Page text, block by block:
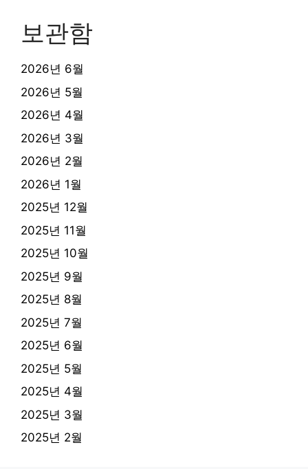
보관함
2026년 6월
2026년 5월
2026년 4월
2026년 3월
2026년 2월
2026년 1월
2025년 12월
2025년 11월
2025년 10월
2025년 9월
2025년 8월
2025년 7월
2025년 6월
2025년 5월
2025년 4월
2025년 3월
2025년 2월